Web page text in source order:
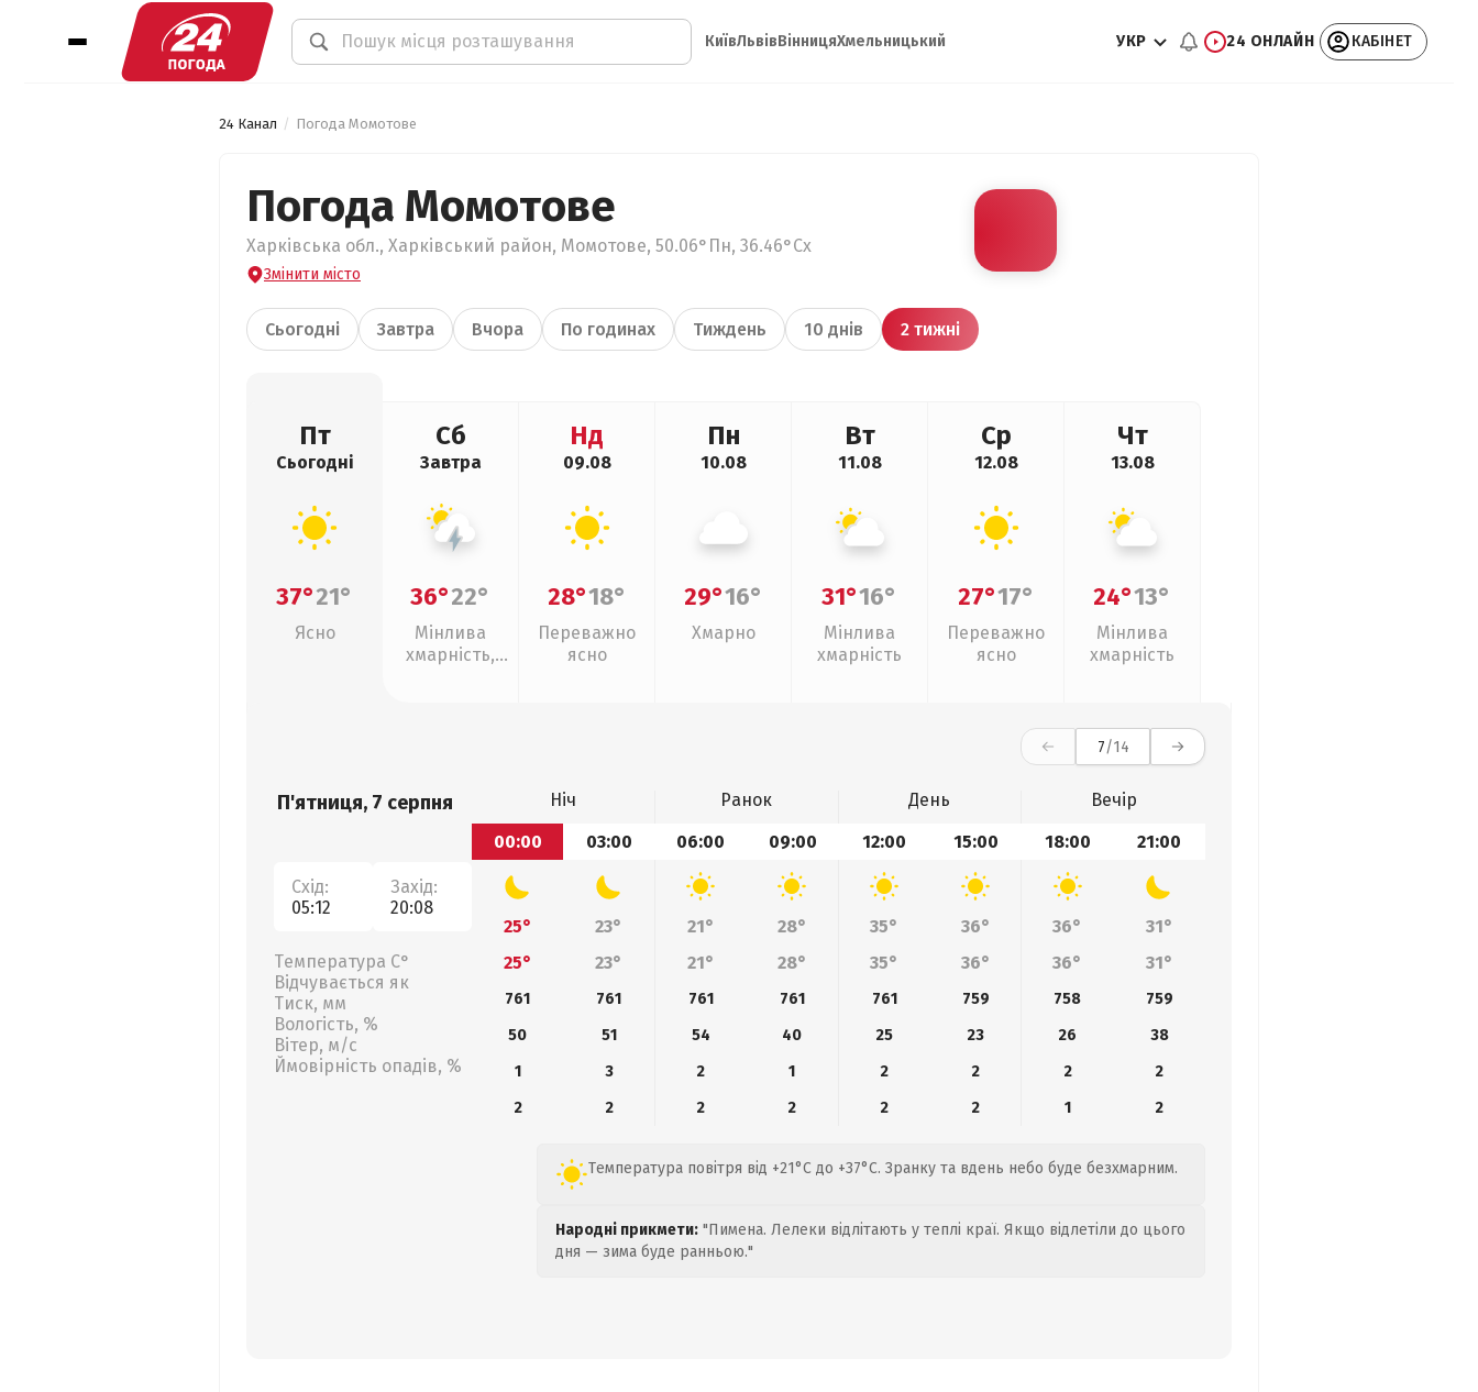
КиївЛьвівВінницяХмельницький УКР 24 ОНЛАЙН КАБІНЕТ
24 Канал Погода Момотове
Погода Момотове
Харківська обл., Харківський район, Момотове, 50.06°Пн, 36.46°Сх
Змінити місто
Сьогодні Завтра Вчора По годинах Тиждень 10 днів 2 тижні
Пт
Сьогодні
37°21°
Ясно
Сб
Завтра
36°22°
Мінлива
хмарність,
Нд
09.08
28°18°
Переважно
ясно
Пн
10.08
29°16°
Хмарно
Вт
11.08
31°16°
Мінлива
хмарність
Ср
12.08
27°17°
Переважно
ясно
Чт
13.08
24°13°
Мінлива
хмарність
7/14
П'ятниця, 7 серпня
Схід:
05:12
Захід:
20:08
Температура С°
Відчувається як
Тиск, мм
Вологість, %
Вітер, м/с
Ймовірність опадів, %
Ніч Ранок День
Вечір
00:00
03:00 06:00 09:00 12:00 15:00 18:00 21:00
25° 23° 21° 28° 35° 36° 36°
31°
25°
23° 21° 28° 35° 36° 36° 31°
761 761 761 761 761 759 758
759
50
51 54 40 25 23 26
38
1
3 2 1 2 2 2
2
2
2 2 2 2 2 1 2
Температура повітря від +21°C до +37°C. Зранку та вдень небо буде безхмарним.
Народні прикмети: "Пимена. Лелеки відлітають у теплі краї. Якщо відлетіли до цього
дня — зима буде ранньою."